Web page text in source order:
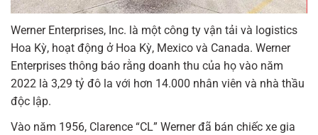
Werner Enterprises, Inc. là một công ty vận tải và logistics
Hoa Kỳ, hoạt động ở Hoa Kỳ, Mexico và Canada. Werner
Enterprises thông báo rằng doanh thu của họ vào năm
2022 là 3,29 tỷ đô la với hơn 14.000 nhân viên và nhà thầu
độc lập.
Vào năm 1956, Clarence “CL” Werner đã bán chiếc xe gia